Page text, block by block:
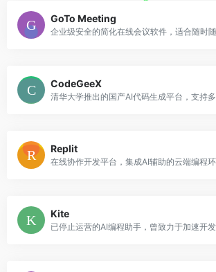
GoTo Meeting
企业级安全的简化在线会议软件，适合随时
CodeGeeX
清华大学推出的国产AI代码生成平台，支持
Replit
在线协作开发平台，集成AI辅助的云端编程
Kite
已停止运营的AI编程助手，曾致力于加速开